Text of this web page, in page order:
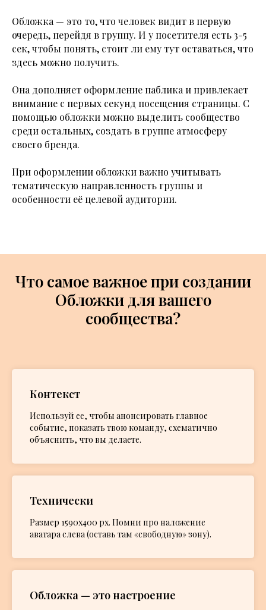
Обложка — это то, что человек видит в первую
очередь, перейдя в группу. И у посетителя есть 3-5
сек, чтобы понять, стоит ли ему тут оставаться, что
здесь можно получить.
Она дополняет оформление паблика и привлекает
внимание с первых секунд посещения страницы. С
помощью обложки можно выделить сообщество
среди остальных, создать в группе атмосферу
своего бренда.
При оформлении обложки важно учитывать
тематическую направленность группы и
особенности её целевой аудитории.
Что самое важное при создании
Обложки для вашего
сообщества?
Контекст
Используй ее, чтобы анонсировать главное
событие, показать твою команду, схематично
объяснить, что вы делаете.
Технически
Размер 1590x400 px. Помни про наложение
аватара слева (оставь там «свободную» зону).
Обложка — это настроение